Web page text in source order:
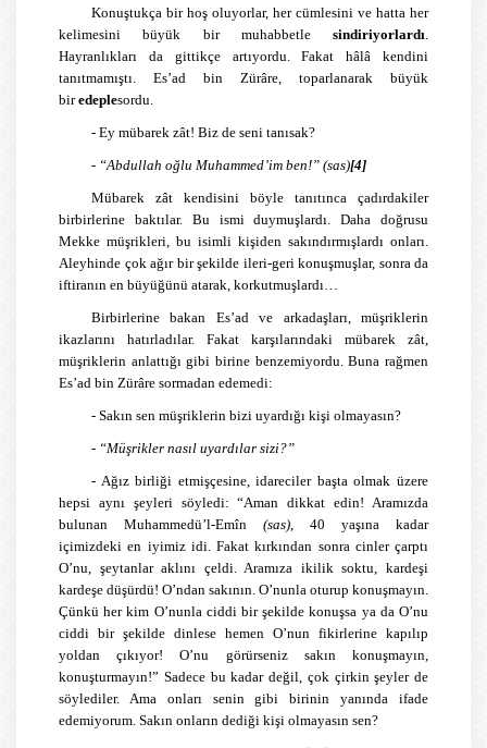
Konuştukça bir hoş oluyorlar, her cümlesini ve hatta her
kelimesini büyük bir muhabbetle sindiriyorlardı
Hayranlıkları da gittikçe artıyordu. Fakat hâlâ kendini
tanıtmamıştı. Es’ad bin Zürâre, toparlanarak büyük
biredeplesordu.
- Ey mübarek zât! Biz de seni tanısak?
- “Abdullah oğlu Muhammed’im ben!” (sas)[4]
Mübarek zât kendisini böyle tanıtınca çadırdakiler
birbirlerine baktılar. Bu ismi duymuşlardı. Daha doğrusu
Mekke müşrikleri, bu isimli kişiden sakındırmışlardı onları.
Aleyhinde çok ağır bir şekilde ileri-geri konuşmuşlar, sonra da
iftiranın en büyüğünü atarak, korkutmuşlardı…
Birbirlerine bakan Es’ad ve arkadaşları, müşriklerin
ikazlarını hatırladılar. Fakat karşılarındaki mübarek zât,
müşriklerin anlattığı gibi birine benzemiyordu. Buna rağmen
Es’ad bin Zürâre sormadan edemedi:
- Sakın sen müşriklerin bizi uyardığı kişi olmayasın?
- “Müşrikler nasıl uyardılar sizi?”
- Ağız birliği etmişçesine, idareciler başta olmak üzere
hepsi aynı şeyleri söyledi: “Aman dikkat edin! Aramızda
bulunan Muhammedü’l-Emîn (sas) , 40 yaşına kadar
içimizdeki en iyimiz idi. Fakat kırkından sonra cinler çarptı
O’nu, şeytanlar aklını çeldi. Aramıza ikilik soktu, kardeşi
kardeşe düşürdü! O’ndan sakının. O’nunla oturup konuşmayın.
Çünkü her kim O’nunla ciddi bir şekilde konuşsa ya da O’nu
ciddi bir şekilde dinlese hemen O’nun fikirlerine kapılıp
yoldan çıkıyor! O’nu görürseniz sakın konuşmayın,
konuşturmayın!” Sadece bu kadar değil, çok çirkin şeyler de
söylediler. Ama onları senin gibi birinin yanında ifade
edemiyorum. Sakın onların dediği kişi olmayasın sen?